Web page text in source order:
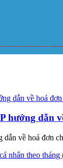
hướng dẫn
về hoá đơn